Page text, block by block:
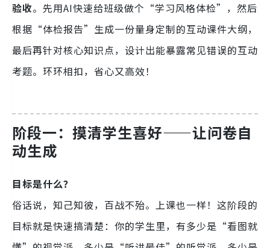
验收。先用AI快速给班级做个“学习风格体检”，然后
根据“体检报告”生成一份量身定制的互动课件大纲，
最后再针对核心知识点，设计出能暴露常见错误的互动
考题。环环相扣，省心又高效！
阶段一：摸清学生喜好——让问卷自
动生成
目标是什么？
俗话说，知己知彼，百战不殆。上课也一样！这阶段的
目标就是快速搞清楚：你的学生里，有多少是“看图就